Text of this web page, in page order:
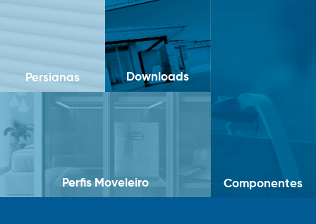
Componentes
Persianas Downloads
Perfis Moveleiro